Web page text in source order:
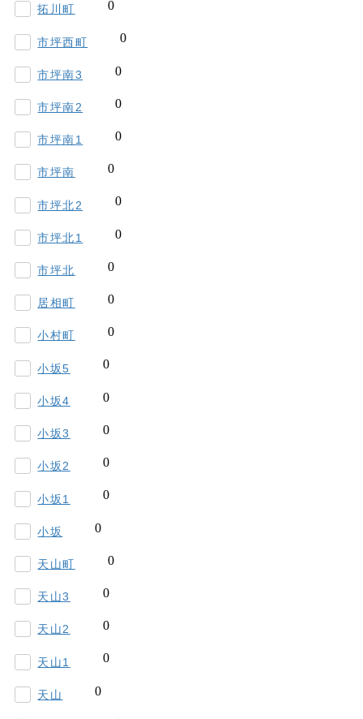
拓川町
市坪西町
市坪南3
市坪南2
市坪南1
市坪南
市坪北2
市坪北1
市坪北
居相町
小村町
小坂5
小坂4
小坂3
小坂2
小坂1
小坂
天山町
天山3
天山2
天山1
天山